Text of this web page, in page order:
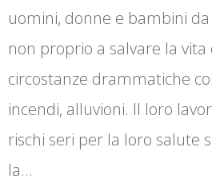
uomini, donne e bambini
non proprio a salvare la
circostanze drammatiche
incendi, alluvioni. Il loro
rischi seri per la loro salute
la…